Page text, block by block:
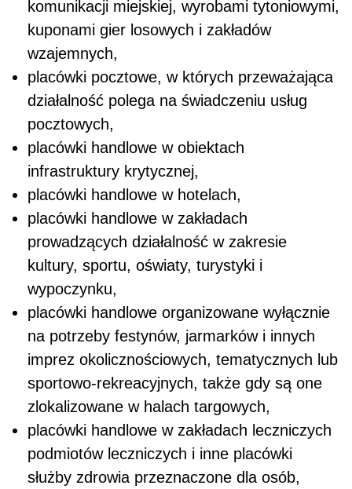
komunikacji miejskiej, wyrobami tytoniowymi,
kuponami gier losowych i zakładów
wzajemnych,
placówki pocztowe, w których przeważająca
działalność polega na świadczeniu usług
pocztowych,
placówki handlowe w obiektach
infrastruktury krytycznej,
placówki handlowe w hotelach,
placówki handlowe w zakładach
prowadzących działalność w zakresie
kultury, sportu, oświaty, turystyki i
wypoczynku,
placówki handlowe organizowane wyłącznie
na potrzeby festynów, jarmarków i innych
imprez okolicznościowych, tematycznych lub
sportowo-rekreacyjnych, także gdy są one
zlokalizowane w halach targowych,
placówki handlowe w zakładach leczniczych
podmiotów leczniczych i inne placówki
służby zdrowia przeznaczone dla osób,